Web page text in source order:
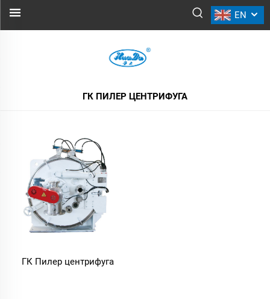
EN
ГК ПИЛЕР ЦЕНТРИФУГА
ГК ПИЛЕР ЦЕНТРИФУГА
ГК Пилер центрифуга